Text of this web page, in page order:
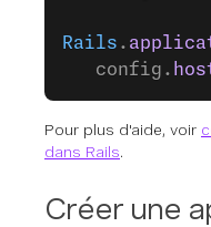
Rails .
   config.
Pour plus d'aide, voir
dans Rails.
Créer une